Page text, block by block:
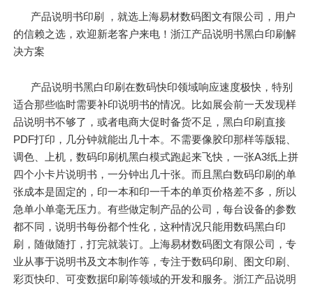
产品说明书印刷 ，就选上海易材数码图文有限公司，用户
的信赖之选，欢迎新老客户来电！浙江产品说明书黑白印刷解
决方案
产品说明书黑白印刷在数码快印领域响应速度极快，特别
适合那些临时需要补印说明书的情况。比如展会前一天发现样
品说明书不够了，或者电商大促时备货不足，黑白印刷直接
PDF打印，几分钟就能出几十本。不需要像胶印那样等版辊、
调色、上机，数码印刷机黑白模式跑起来飞快，一张A3纸上拼
四个小卡片说明书，一分钟出几十张。而且黑白数码印刷的单
张成本是固定的，印一本和印一千本的单页价格差不多，所以
急单小单毫无压力。有些做定制产品的公司，每台设备的参数
都不同，说明书每份都个性化，这种情况只能用数码黑白印
刷，随做随打，打完就装订。上海易材数码图文有限公司，专
业从事于说明书及文本制作等，专注于数码印刷、图文印刷、
彩页快印、可变数据印刷等领域的开发和服务。浙江产品说明